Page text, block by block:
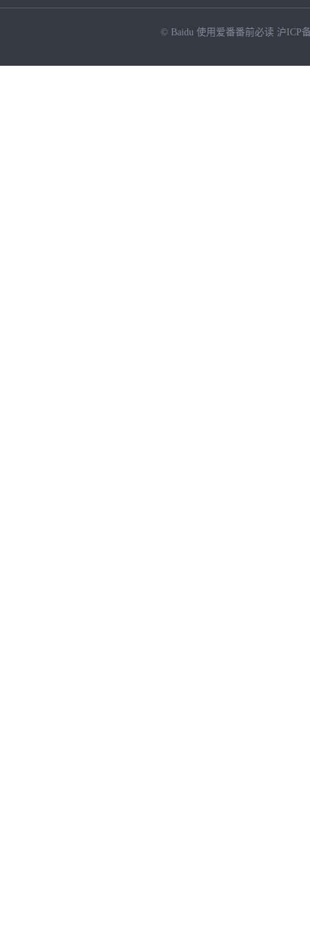
© Baidu 使用爱番番前必读 沪ICP